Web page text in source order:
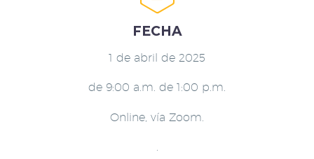
FECHA
1 de abril de 2025
de 9:00 a.m. de 1:00 p.m.
Online, vía Zoom.
.